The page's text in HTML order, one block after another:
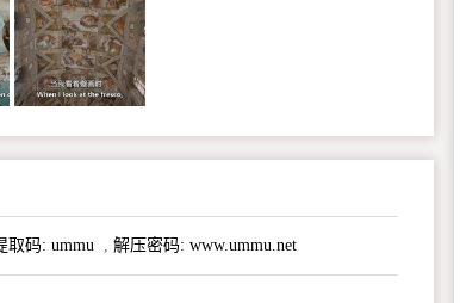
取码:ummu , 解压密码: www.ummu.net